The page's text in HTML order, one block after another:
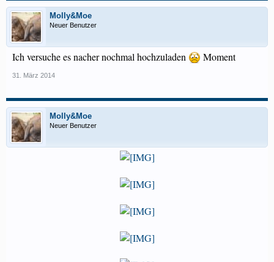
Molly&Moe
Neuer Benutzer
Ich versuche es nacher nochmal hochzuladen Moment
31. März 2014
Molly&Moe
Neuer Benutzer